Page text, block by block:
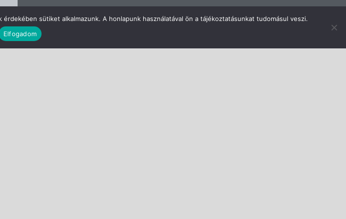
sütiket alkalmazunk. A honlapunk használatával ön a tájékoztatásunkat tudomásul veszi.
Elfogadom